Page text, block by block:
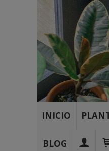
INICIO
BLOG